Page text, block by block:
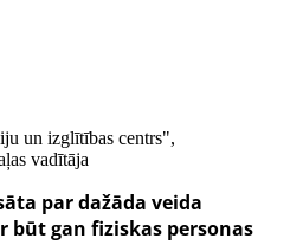
un izglītības centrs",
vadītāja
par dažāda veida
gan fiziskas personas